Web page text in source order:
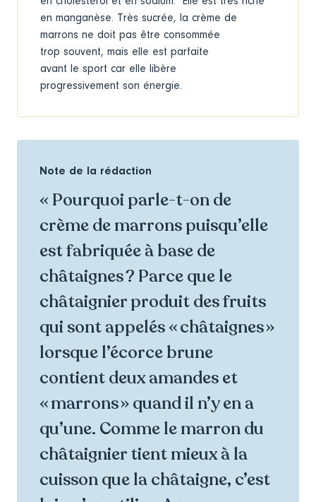
en manganèse. Très sucrée, la crème de
marrons ne doit pas être consommée
trop souvent, mais elle est parfaite
avant le sport car elle libère
progressivement son énergie.
Note de la rédaction
« Pourquoi parle-t-on de
crème de marrons puisqu’elle
est fabriquée à base de
châtaignes ? Parce que le
châtaignier produit des fruits
qui sont appelés « châtaignes »
lorsque l’écorce brune
contient deux amandes et
« marrons » quand il n’y en a
qu’une. Comme le marron du
châtaignier tient mieux à la
cuisson que la châtaigne, c’est